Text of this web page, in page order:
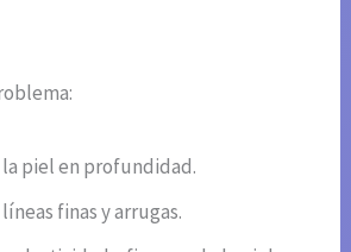
piel en profundidad.
finas y arrugas.